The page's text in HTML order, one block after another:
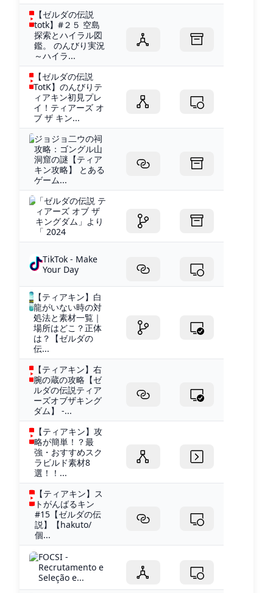
【ゼルダの伝説
totk】#２５ 空島
探索とハイラル図
鑑。 のんびり実況
～ハイラ...
【ゼルダの伝説
TotK】のんびりテ
ィアキン初見プレ
イ！ティアーズ オ
ブ ザ キン...
ジョジョ二ウの祠
攻略：ゴングル山
洞窟の謎【ティア
キン攻略】 とある
ゲーム...
「ゼルダの伝説 テ
ィアーズ オブ ザ
キングダム」より
「 2024
TikTok - Make
Your Day
【ティアキン】白
龍がいない時の対
処法と素材一覧｜
場所はどこ？正体
は？【ゼルダの
伝...
【ティアキン】右
腕の蔵の攻略【ゼ
ルダの伝説ティア
ーズオブザキング
ダム】 -...
【ティアキン】攻
略が簡単！？最
強・おすすめスク
ラビルド素材8
選！！...
【ティアキン】ス
トがんばるキン
#15【ゼルダの伝
説】【hakuto/
個...
FOCSI -
Recrutamento e
Seleção e...